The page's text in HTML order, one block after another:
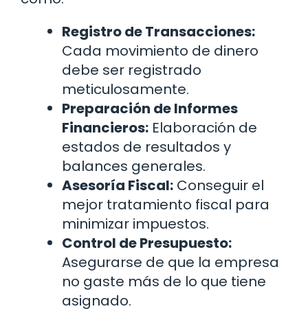
Registro de Transacciones:
Cada movimiento de dinero
debe ser registrado
meticulosamente.
Preparación de Informes
Financieros: Elaboración de
estados de resultados y
balances generales.
Asesoría Fiscal: Conseguir el
mejor tratamiento fiscal para
minimizar impuestos.
Control de Presupuesto:
Asegurarse de que la empresa
no gaste más de lo que tiene
asignado.